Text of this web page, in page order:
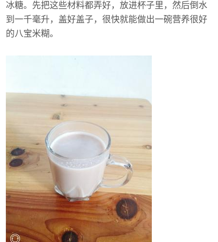
冰糖。先把这些材料都弄好，放进杯子里，然后倒水
到一千毫升，盖好盖子，很快就能做出一碗营养很好
的八宝米糊。